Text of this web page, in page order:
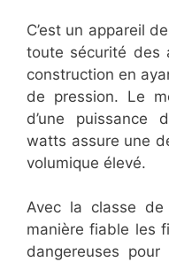
C’est un appareil
toute sécurité des
construction en
de pression. Le
d’une puissance
watts assure une
volumique élevé.
Avec la classe
manière fiable les
dangereuses